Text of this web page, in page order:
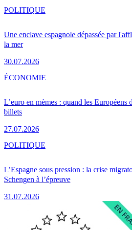
Une enclave espagnole dépassée par
la mer
30.07.2026
POLITIQUE
L’euro en mèmes : quand les Européens
billets
27.07.2026
ÉCONOMIE
L’Espagne sous pression : la crise
Schengen à l’épreuve
31.07.2026
POLITIQUE